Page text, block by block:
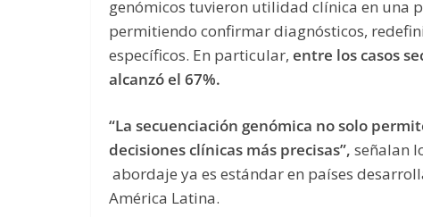
genómicos tuvieron utilidad clínica en una
permitiendo confirmar diagnósticos,
específicos. En particular, entre los casos
alcanzó el 67%.
“La secuenciación genómica no solo
decisiones clínicas más precisas”, señalan
abordaje ya es estándar en países
América Latina.